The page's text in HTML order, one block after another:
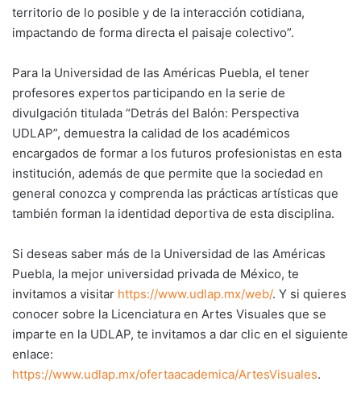
territorio de lo posible y de la interacción cotidiana,
impactando de forma directa el paisaje colectivo”.
Para la Universidad de las Américas Puebla, el tener
profesores expertos participando en la serie de
divulgación titulada “Detrás del Balón: Perspectiva
UDLAP”, demuestra la calidad de los académicos
encargados de formar a los futuros profesionistas en esta
institución, además de que permite que la sociedad en
general conozca y comprenda las prácticas artísticas que
también forman la identidad deportiva de esta disciplina.
Si deseas saber más de la Universidad de las Américas
Puebla, la mejor universidad privada de México, te
invitamos a visitar https://www.udlap.mx/web/. Y si quieres
conocer sobre la Licenciatura en Artes Visuales que se
imparte en la UDLAP, te invitamos a dar clic en el siguiente
enlace:
https://www.udlap.mx/ofertaacademica/ArtesVisuales.